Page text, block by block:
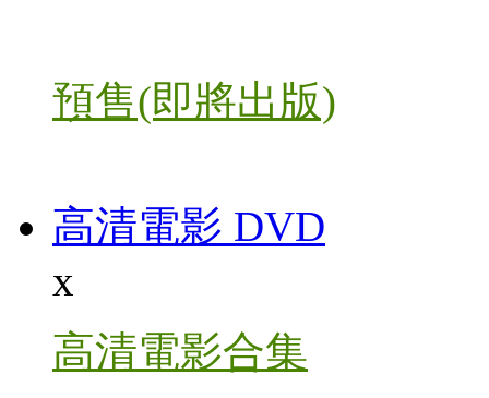
預售(即將出版)
高清電影 DVD
x
高清電影合集